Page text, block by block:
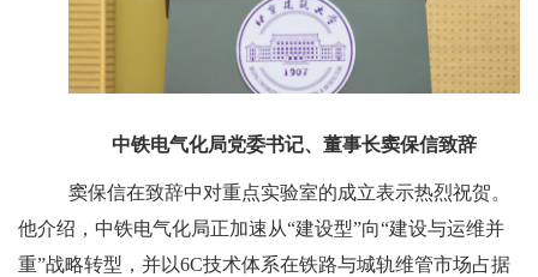
中铁电气化局党委书记、董事长窦保信致辞
窦保信在致辞中对重点实验室的成立表示热烈祝贺。
他介绍，中铁电气化局正加速从“建设型”向“建设与运维并
重”战略转型，并以6C技术体系在铁路与城轨维管市场占据